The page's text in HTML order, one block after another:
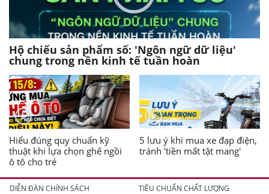
Hộ chiếu sản phẩm số: 'Ngôn ngữ dữ liệu'
chung trong nền kinh tế tuần hoàn
Hiểu đúng quy chuẩn kỹ
thuật khi lựa chọn ghế ngồi
ô tô cho trẻ
5 lưu ý khi mua xe đạp điện,
tránh 'tiền mất tật mang'
DIỄN ĐÀN CHÍNH SÁCH
TIÊU CHUẨN CHẤT LƯỢNG